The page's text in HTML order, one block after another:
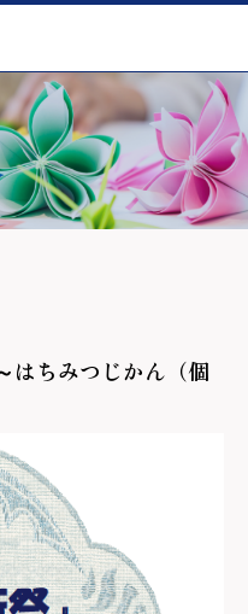
はちみつじかん（個